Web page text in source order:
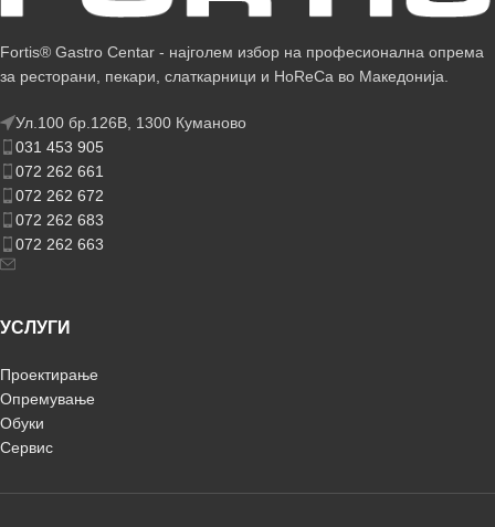
Fortis® Gastro Centar - најголем избор на професионална опрема
за ресторани, пекари, слаткарници и HoReCa во Македонија.
Ул.100 бр.126В, 1300 Куманово
031 453 905
072 262 661
072 262 672
072 262 683
072 262 663
УСЛУГИ
Проектирање
Опремување
Обуки
Сервис